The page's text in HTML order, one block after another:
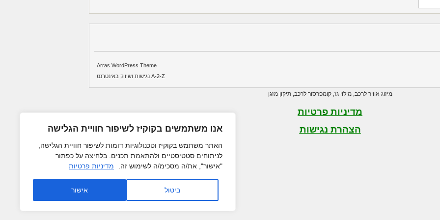
אנו משתמשים בקוקיז לשיפור חוויית הגלישה
האתר משתמש בקוקיז וטכנולוגיות דומות לשיפור חוויית הגלישה,
לניתוחים סטטיסטיים ולהתאמת תכנים. בלחיצה על כפתור
"אישור", את/ה מסכימ/ה לשימוש זה.
מדיניות פרטיות
ביטול אישור
Arras WordPress Theme
A-2-Z נגישות ושיווק באינטרנט
מיזוג אוויר לרכב,מילוי גז,קומפרסור לרכב,תיקון מזגן
מדיניות פרטיות
הצהרת נגישות